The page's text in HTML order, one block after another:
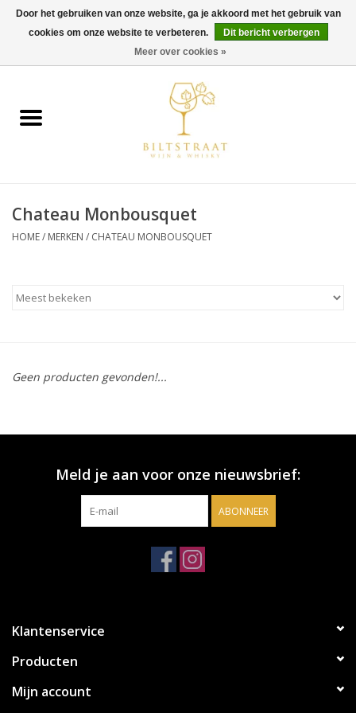
0 Artikelen - €0,00
Wijn
Gin & Tonic
Gedestilleerd
Accessoires
Relatiegeschenken
Chateau Monbousquet
HOME/ MERKEN / CHATEAU MONBOUSQUET
Geen producten gevonden!...
Meld je aan voor onze nieuwsbrief:
ABONNEER
Klantenservice
Producten
Mijn account
Door het gebruiken van onze website, ga je akkoord met het gebruik van
cookies om onze website te verbeteren.
Dit bericht verbergen
Meer over cookies »